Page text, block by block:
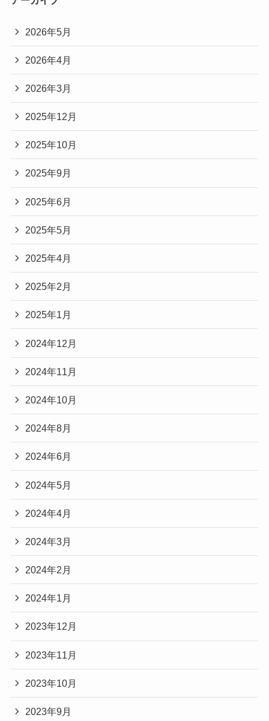
2026年5月
2026年4月
2026年3月
2025年12月
2025年10月
2025年9月
2025年6月
2025年5月
2025年4月
2025年2月
2025年1月
2024年12月
2024年11月
2024年10月
2024年8月
2024年6月
2024年5月
2024年4月
2024年3月
2024年2月
2024年1月
2023年12月
2023年11月
2023年10月
2023年9月